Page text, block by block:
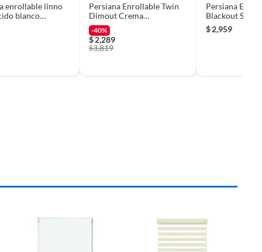
enrollable linno
blanco
Persiana Enrollable Twin
Dimout Crema
1.20mx1.60m
-40%
$2,289
$3,819
Persiana
Blackout Soft
1.40 x 2.20m
$2,959